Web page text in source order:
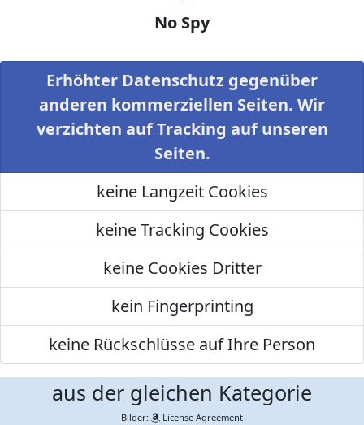
No Spy
Erhöhter Datenschutz gegenüber
anderen kommerziellen Seiten. Wir
verzichten auf Tracking auf unseren
Seiten.
keine Langzeit Cookies
keine Tracking Cookies
keine Cookies Dritter
kein Fingerprinting
keine Rückschlüsse auf Ihre Person
aus der gleichen Kategorie
Bilder: License Agreement